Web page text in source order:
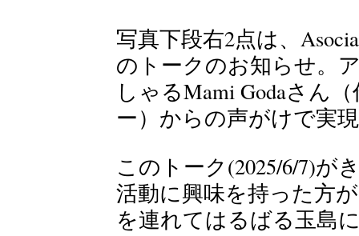
写真下段右2点は、
のトークのお知らせ。
しゃるMami Godaさん
ー）からの声がけで実
このトーク(2025/6/7)が
活動に興味を持った方
を連れてはるばる玉島